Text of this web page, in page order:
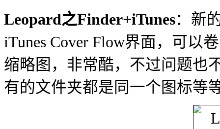
Leopard之Finder+iTunes：新
iTunes Cover Flow界面，可以
缩略图，非常酷，不过问题也
有的文件夹都是同一个图标等